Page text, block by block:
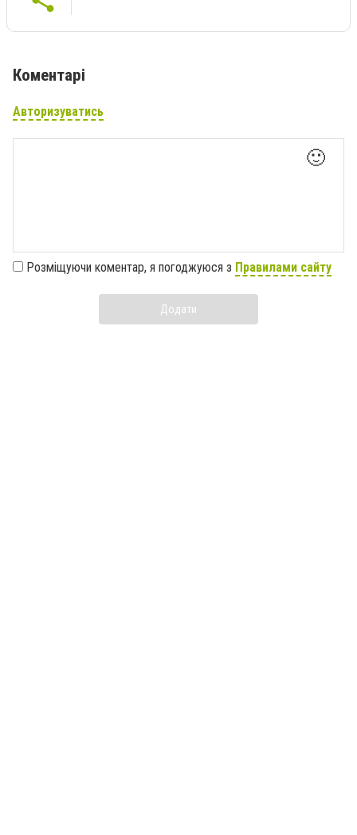
Коментарі
Авторизуватись
🙂
Розміщуючи коментар, я погоджуюся з Правилами сайту
Додати